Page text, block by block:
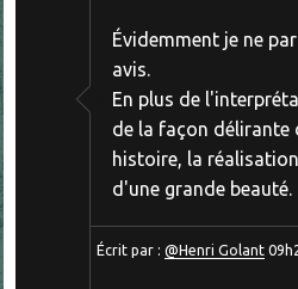
Évidemment je ne
avis.
En plus de
de la façon délirante
histoire, la
d'une grande beauté.
Écrit par : @Henri Golant